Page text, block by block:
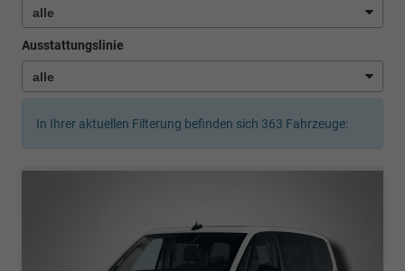
Ausstattungslinie
In Ihrer aktuellen Filterung befinden sich 363 Fahrzeuge: